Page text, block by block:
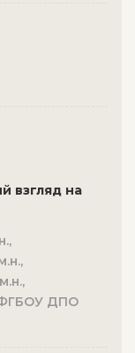
взгляд на
ФГБОУ ДПО